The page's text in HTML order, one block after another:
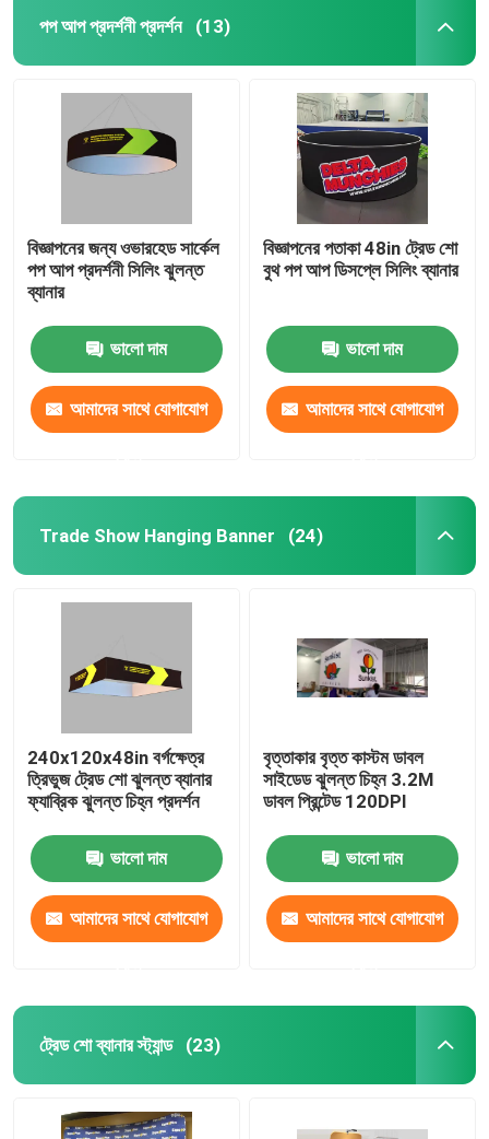
পপ আপ প্রদর্শনী প্রদর্শন (13)
বিজ্ঞাপনের জন্য ওভারহেড সার্কেল
পপ আপ প্রদর্শনী সিলিং ঝুলন্ত
ব্যানার
ভালো দাম
আমাদের সাথে যোগাযোগ
বিজ্ঞাপনের পতাকা 48in ট্রেড শো
বুথ পপ আপ ডিসপ্লে সিলিং ব্যানার
ভালো দাম
আমাদের সাথে যোগাযোগ
Trade Show Hanging Banner (24)
240x120x48in বর্গক্ষেত্র
ত্রিভুজ ট্রেড শো ঝুলন্ত ব্যানার
ফ্যাব্রিক ঝুলন্ত চিহ্ন প্রদর্শন
ভালো দাম
আমাদের সাথে যোগাযোগ
বৃত্তাকার বৃত্ত কাস্টম ডাবল
সাইডেড ঝুলন্ত চিহ্ন 3.2M
ডাবল প্রিন্টেড 120DPI
ভালো দাম
আমাদের সাথে যোগাযোগ
ট্রেড শো ব্যানার স্ট্যান্ড (23)